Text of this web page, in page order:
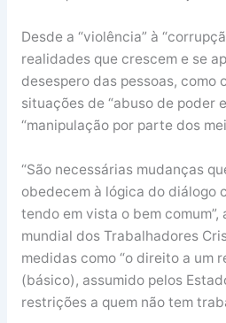
Desde a “violência” à
realidades que crescem e se
desespero das pessoas, como
situações de “abuso de poder
“manipulação por parte dos
“São necessárias mudanças
obedecem à lógica do diálogo
tendo em vista o bem comum”,
mundial dos Trabalhadores
medidas como “o direito a um
(básico), assumido pelos
restrições a quem não tem